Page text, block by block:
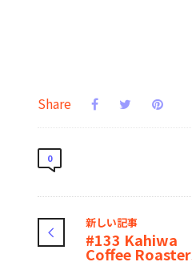
Share
0
新しい記事
#133 Kahiwa
Coffee